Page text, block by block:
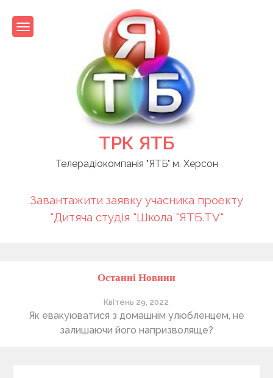
content
ТРК ЯТБ
Телерадіокомпанія "ЯТБ" м. Херсон
Завантажити заявку учасника проекту
"Дитяча студія "Школа "ЯТБ.TV"
Останні Новини
Квітень 29, 2022
Як евакуюватися з домашнім улюбленцем, не
залишаючи його напризволяще?